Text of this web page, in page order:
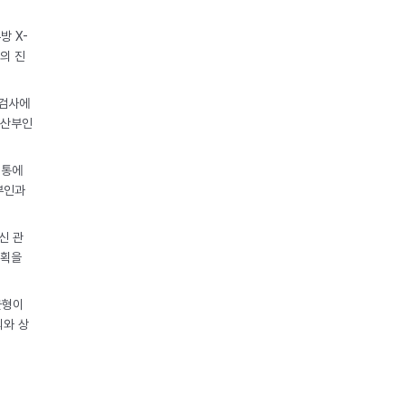
X-
진
사에
부인
에
인과
관
을
이
와 상